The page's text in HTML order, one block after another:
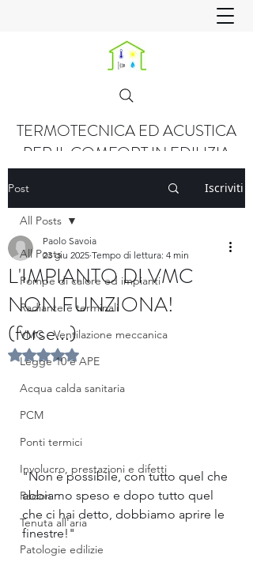
TERMOTECNICA ED ACUSTICA
PER IL COMFORT IN EDILIZIA
Post Iscriviti
All Posts
Pompe di calore ed impianti
Radiante e terminali
VMC - Ventilazione meccanica
Legge 10 e APE
Acqua calda sanitaria
PCM
Ponti termici
Involucro, prestazioni e difetti
Radon
Tenuta all'aria
Patologie edilizie
All Posts
L'IMPIANTO DI VMC
NON FUNZIONA!
(forse...)
Paolo Savoia
23 giu 2025 Tempo di lettura: 4 min
Valutazione NaN stelle su 5.
"Non è possibile, con tutto quel che
abbiamo speso e dopo tutto quel
che ci hai detto, dobbiamo aprire le
finestre!"